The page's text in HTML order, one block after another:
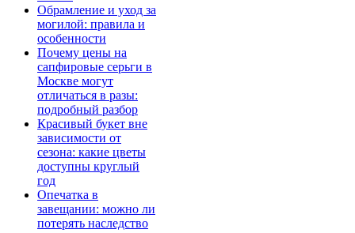
Обрамление и уход за
могилой: правила и
особенности
Почему цены на
сапфировые серьги в
Москве могут
отличаться в разы:
подробный разбор
Красивый букет вне
зависимости от
сезона: какие цветы
доступны круглый
год
Опечатка в
завещании: можно ли
потерять наследство